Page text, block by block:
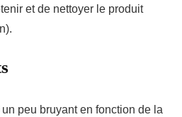
et de nettoyer le produit
un peu bruyanten fonction de la